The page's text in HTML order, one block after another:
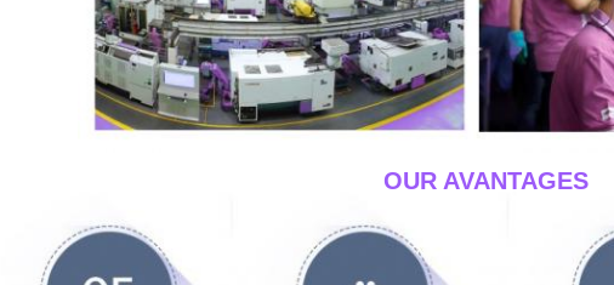
____OUR AVANTAGES__